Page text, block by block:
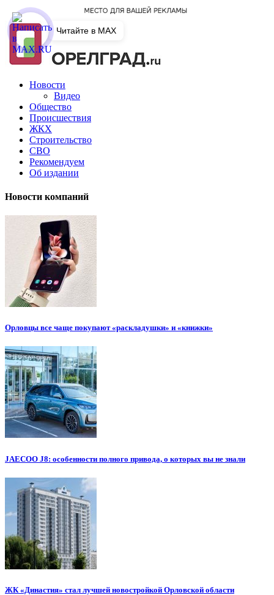
Новости
Видео
Общество
Происшествия
ЖКХ
Строительство
СВО
Рекомендуем
Об издании
Новости компаний
Орловцы все чаще покупают «раскладушки» и «книжки»
JAECOO J8: особенности полного привода, о которых вы не знали
ЖК «Династия» стал лучшей новостройкой Орловской области
Читайте в MAX